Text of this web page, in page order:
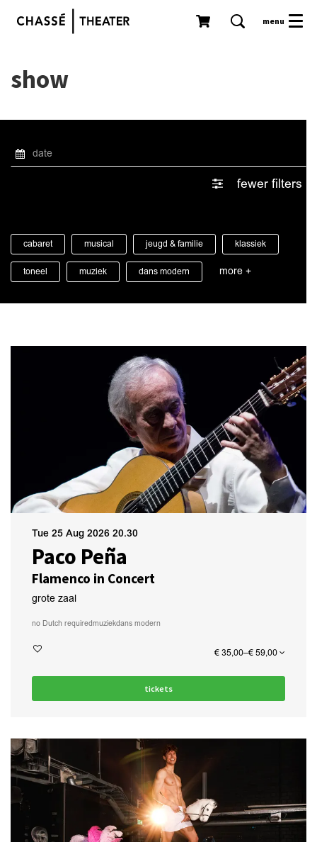
menu
show
fewer filters
cabaret musical jeugd & familie klassiek
toneel muziek dans modern more +
Paco Peña
Flamenco in Concert
Tue 25 Aug 2026 20.30
grote zaal
no Dutch requiredmuziekdans modern
€ 35,00–€ 59,00
tickets